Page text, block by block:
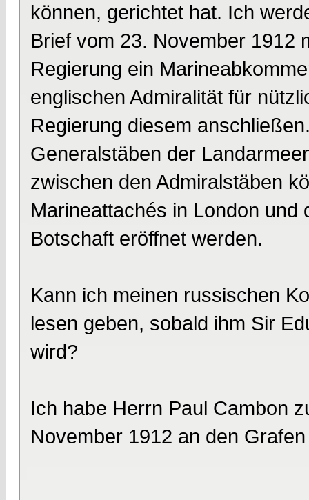
können, gerichtet hat. Ich
Brief vom 23. November 1912
Regierung ein
englischen Admiralität für
Regierung diesem
Generalstäben der
zwischen den Admiralstäben
Marineattachés in London
Botschaft eröffnet werden.
Kann ich meinen russischen
lesen geben, sobald ihm Sir
wird?
Ich habe Herrn Paul Cambon
November 1912 an den